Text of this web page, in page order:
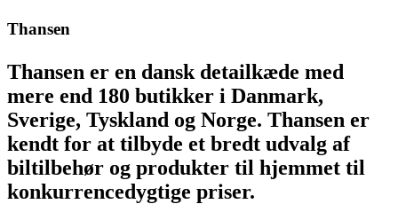
Thansen
Thansen er en dansk detailkæde med
mere end 180 butikker i Danmark,
Sverige, Tyskland og Norge. Thansen er
kendt for at tilbyde et bredt udvalg af
biltilbehør og produkter til hjemmet til
konkurrencedygtige priser.